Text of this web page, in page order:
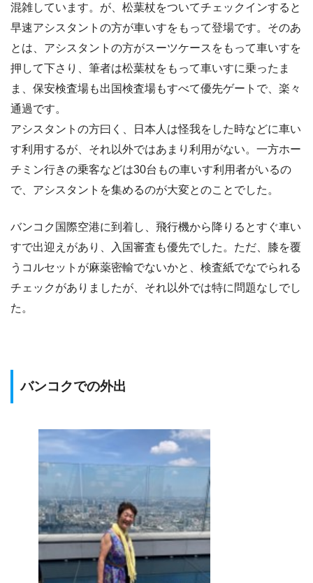
混雑しています。が、松葉杖をついてチェックインすると
早速アシスタントの方が車いすをもって登場です。そのあ
とは、アシスタントの方がスーツケースをもって車いすを
押して下さり、筆者は松葉杖をもって車いすに乗ったま
ま、保安検査場も出国検査場もすべて優先ゲートで、楽々
通過です。
アシスタントの方曰く、日本人は怪我をした時などに車い
す利用するが、それ以外ではあまり利用がない。一方ホー
チミン行きの乗客などは30台もの車いす利用者がいるの
で、アシスタントを集めるのが大変とのことでした。
バンコク国際空港に到着し、飛行機から降りるとすぐ車い
すで出迎えがあり、入国審査も優先でした。ただ、膝を覆
うコルセットが麻薬密輸でないかと、検査紙でなでられる
チェックがありましたが、それ以外では特に問題なしでし
た。
バンコクでの外出